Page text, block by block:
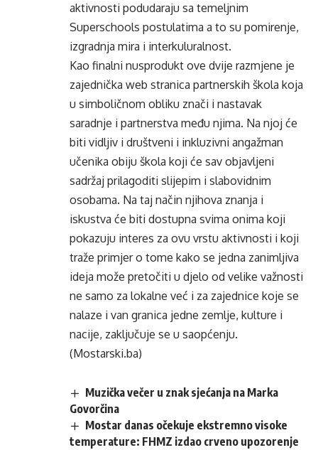
aktivnosti podudaraju sa temeljnim
Superschools postulatima a to su pomirenje,
izgradnja mira i interkuluralnost.
Kao finalni nusprodukt ove dvije razmjene je
zajednička web stranica partnerskih škola koja
u simboličnom obliku znači i nastavak
saradnje i partnerstva među njima. Na njoj će
biti vidljiv i društveni i inkluzivni angažman
učenika obiju škola koji će sav objavljeni
sadržaj prilagoditi slijepim i slabovidnim
osobama. Na taj način njihova znanja i
iskustva će biti dostupna svima onima koji
pokazuju interes za ovu vrstu aktivnosti i koji
traže primjer o tome kako se jedna zanimljiva
ideja može pretočiti u djelo od velike važnosti
ne samo za lokalne već i za zajednice koje se
nalaze i van granica jedne zemlje, kulture i
nacije, zaključuje se u saopćenju.
(Mostarski.ba)
Muzička večer u znak sjećanja na Marka
Govorčina
Mostar danas očekuje ekstremno visoke
temperature: FHMZ izdao crveno upozorenje